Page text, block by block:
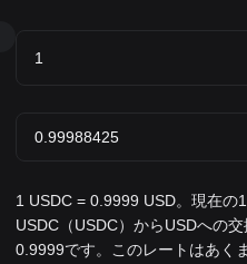
1 USDC = 0.9999 USD。現在の1
USDC（USDC）からUSDへの
0.9999です。このレートはあく